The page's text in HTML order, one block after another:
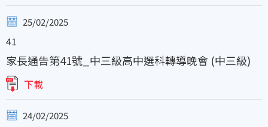
25/02/2025
41
家長通告第41號_中三級高中選科轉導晚會 (中三級)
下載
24/02/2025